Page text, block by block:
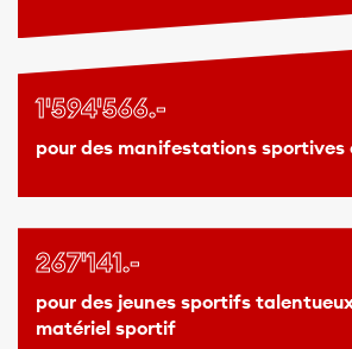
1'594'566.-
pour des manifestations sportives
267'141.-
pour des jeunes sportifs
matériel sportif